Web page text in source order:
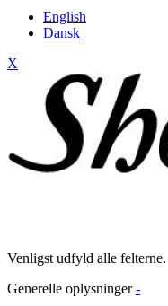
English
Dansk
X
Venligst udfyld alle felterne.
Generelle oplysninger -